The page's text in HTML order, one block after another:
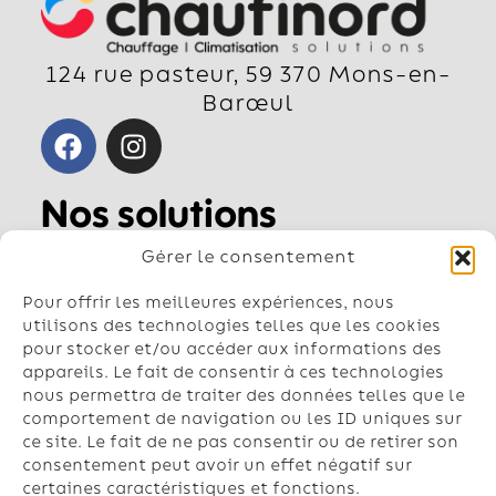
Gérer le consentement
Pour offrir les meilleures expériences, nous
utilisons des technologies telles que les cookies
pour stocker et/ou accéder aux informations des
appareils. Le fait de consentir à ces technologies
nous permettra de traiter des données telles que le
comportement de navigation ou les ID uniques sur
ce site. Le fait de ne pas consentir ou de retirer son
consentement peut avoir un effet négatif sur
certaines caractéristiques et fonctions.
124 rue pasteur, 59 370 Mons-en-
Barœul
Nos solutions
Pompe à chaleur air-air
Géothermie
Chauffe-eau
Climatisation
Contactez-nous
Nos conseillers vous répondent du
lundi au vendredi de 8h à 18h